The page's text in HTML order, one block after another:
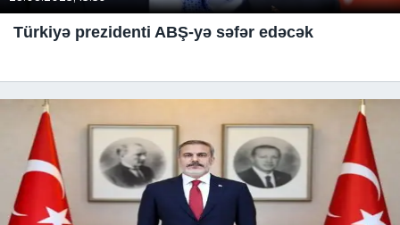
Türkiyə prezidenti ABŞ-yə səfər edəcək